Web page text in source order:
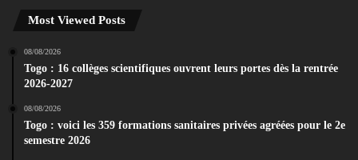
Most Viewed Posts
08/08/2026
Togo : 16 collèges scientifiques ouvrent leurs portes dès la rentrée
2026-2027
08/08/2026
Togo : voici les 359 formations sanitaires privées agréées pour le 2e
semestre 2026